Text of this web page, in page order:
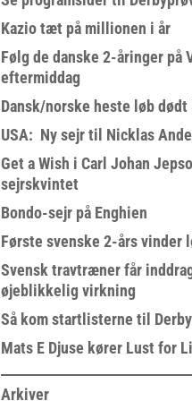
Kazio tæt på millionen i år
Følg de danske 2-åringer på
eftermiddag
Dansk/norske heste løb dødt
USA: Ny sejr til Nicklas
Get a Wish i Carl Johan
sejrskvintet
Bondo-sejr på Enghien
Første svenske 2-års vinder
Svensk travtræner får
øjeblikkelig virkning
Så kom startlisterne til
Mats E Djuse kører Lust for
Arkiver